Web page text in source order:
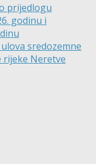
prijedlogu
godinu i
sredozemne
rijeke Neretve